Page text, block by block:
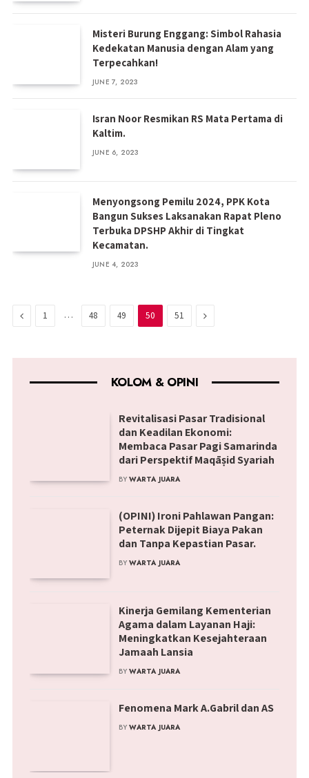
Misteri Burung Enggang: Simbol Rahasia
Kedekatan Manusia dengan Alam yang
Terpecahkan!
JUNE 7, 2023
Isran Noor Resmikan RS Mata Pertama di
Kaltim.
JUNE 6, 2023
Menyongsong Pemilu 2024, PPK Kota
Bangun Sukses Laksanakan Rapat Pleno
Terbuka DPSHP Akhir di Tingkat
Kecamatan.
JUNE 4, 2023
Previous
1 … 48 49 50 51 Next
KOLOM & OPINI
Revitalisasi Pasar Tradisional
dan Keadilan Ekonomi:
Membaca Pasar Pagi Samarinda
dari Perspektif Maqāṣid Syariah
BY WARTA JUARA
(OPINI) Ironi Pahlawan Pangan:
Peternak Dijepit Biaya Pakan
dan Tanpa Kepastian Pasar.
BY WARTA JUARA
Kinerja Gemilang Kementerian
Agama dalam Layanan Haji:
Meningkatkan Kesejahteraan
Jamaah Lansia
BY WARTA JUARA
Fenomena Mark A.Gabril dan AS
BY WARTA JUARA